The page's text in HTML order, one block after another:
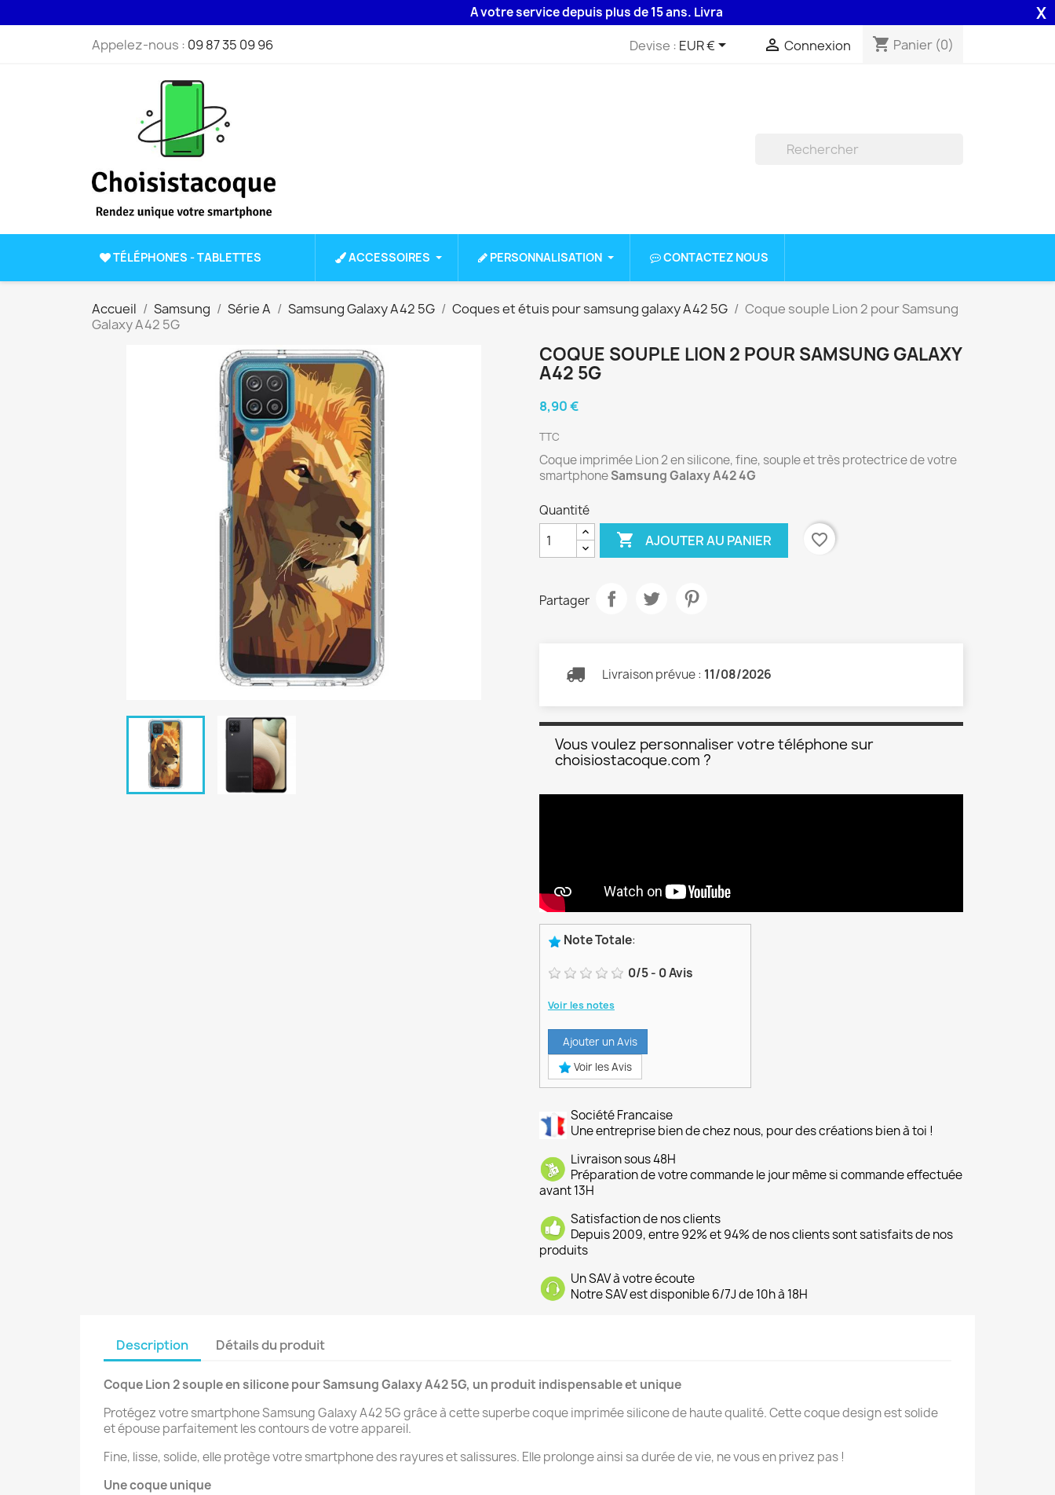
A votre service depuis plus de 15 ans. Livraison 48H assurée par la Poste . X
Appelez-nous : 09 87 35 09 96 Devise : EUR €  Connexion shopping_cart Panier (0)
TÉLÉPHONES - TABLETTES ACCESSOIRES PERSONNALISATION CONTACTEZ NOUS
Accueil Samsung Série A Samsung Galaxy A42 5G Coques et étuis pour samsung galaxy A42 5G
Coque souple Lion 2 pour Samsung
Galaxy A42 5G
COQUE SOUPLE LION 2 POUR SAMSUNG GALAXY
A42 5G
8,90 €
TTC
Coque imprimée Lion 2 en silicone, fine, souple et très protectrice de votre
smartphoneSamsung GalaxyA42 4G
Quantité
 AJOUTER AU PANIER favorite_border
Partager
Livraison prévue : 11/08/2026
Vous voulez personnaliser votre téléphone sur
choisiostacoque.com ?
Note Totale:
0/5- 0Avis
Voir les notes
Ajouter un Avis
Voir les Avis
Société Francaise
Une entreprise bien de chez nous, pour des créations bien à toi !
Livraison sous 48H
Préparation de votre commande le jour même si commande effectuée
avant 13H
Satisfaction de nos clients
Depuis 2009, entre 92% et 94% de nos clients sont satisfaits de nos
produits
Un SAV à votre écoute
Notre SAV est disponible 6/7J de 10h à 18H
Description Détails du produit
Coque Lion 2 souple en silicone pour Samsung Galaxy A42 5G, un produit indispensable et unique
Protégez votre smartphone Samsung Galaxy A42 5G grâce à cette superbe coque imprimée silicone de haute qualité. Cette coque design est solide
et épouse parfaitement les contours de votre appareil.
Fine, lisse, solide, elle protège votre smartphone des rayures et salissures. Elle prolonge ainsi sa durée de vie, ne vous en privez pas !
Une coque unique